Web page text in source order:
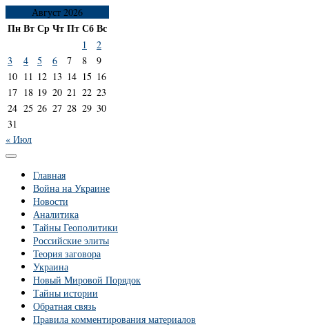
Август 2026
ПнВтСрЧтПтСбВс
1
2
3
4 5 6 7 8
9
10 11 12 13 14 15 16
17 18 19 20 21 22 23
24 25 26 27 28 29 30
31
« Июл
Главная
Война на Украине
Новости
Аналитика
Тайны Геополитики
Российские элиты
Теория заговора
Украина
Новый Мировой Порядок
Тайны истории
Обратная связь
Правила комментирования материалов